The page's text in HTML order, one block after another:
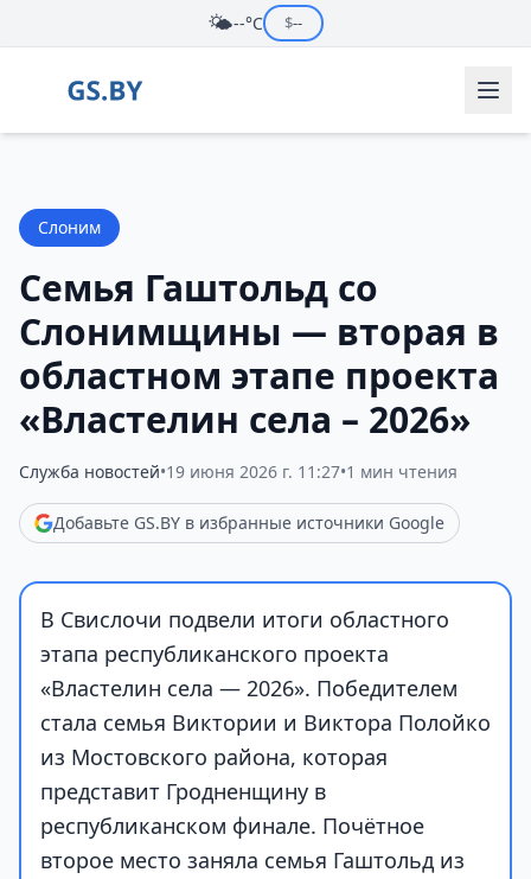
🌤️--°C $--
Слоним
Семья Гаштольд со
Слонимщины — вторая в
областном этапе проекта
«Властелин села – 2026»
Служба новостей•19 июня 2026 г. 11:27•1 мин чтения
Добавьте GS.BY в избранные источники Google
В Свислочи подвели итоги областного
этапа республиканского проекта
«Властелин села — 2026». Победителем
стала семья Виктории и Виктора Полойко
из Мостовского района, которая
представит Гродненщину в
республиканском финале. Почётное
второе место заняла семья Гаштольд из